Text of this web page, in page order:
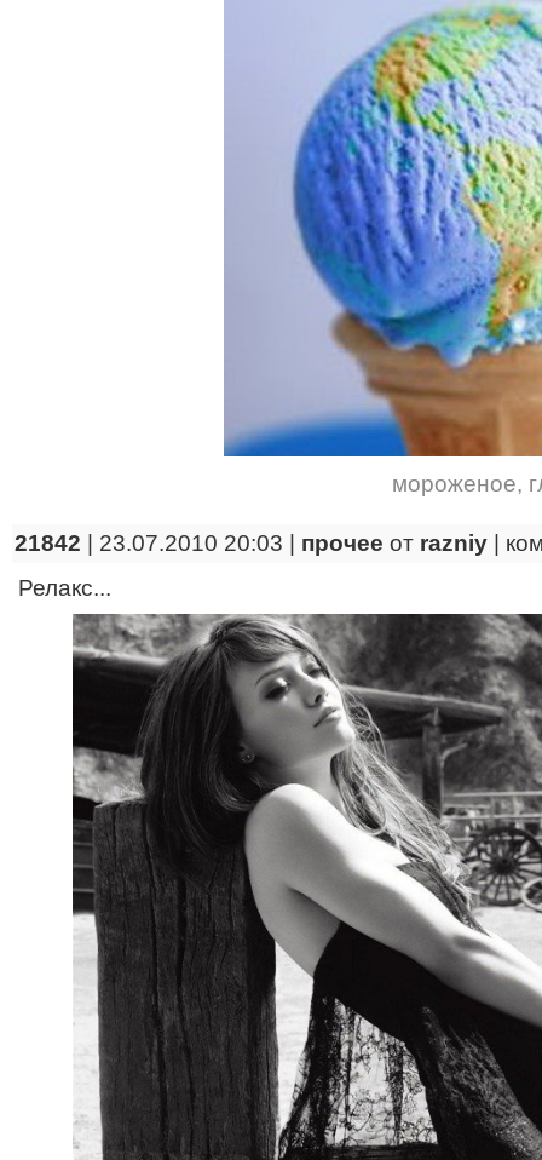
мороженое,
21842 | 23.07.2010 20:03 | прочее от razniy
Релакс...